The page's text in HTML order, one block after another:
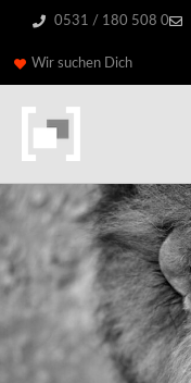
0531 / 180 508 0
Wir suchen Dich